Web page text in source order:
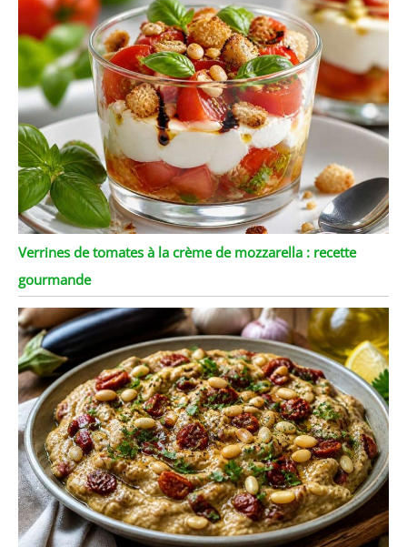
Verrines de tomates à la crème de mozzarella : recette
gourmande